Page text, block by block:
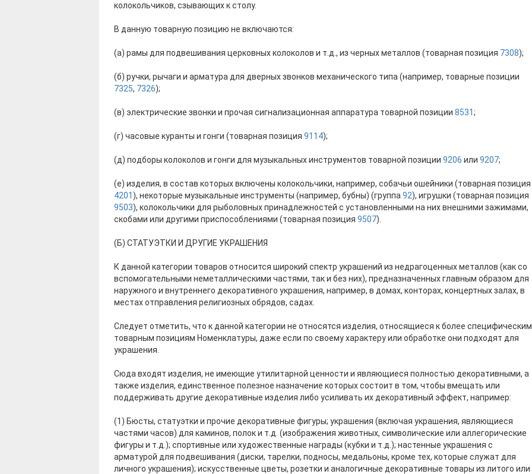
колокольчиков, сзывающих к столу.
В данную товарную позицию не включаются:
(а) рамы для подвешивания церковных колоколов и т.д., из черных металлов (товарная позиция 7308);
(б) ручки, рычаги и арматура для дверных звонков механического типа (например, товарные позиции
7325, 7326);
(в) электрические звонки и прочая сигнализационная аппаратура товарной позиции 8531;
(г) часовые куранты и гонги (товарная позиция 9114);
(д) подборы колоколов и гонги для музыкальных инструментов товарной позиции 9206 или 9207;
(е) изделия, в состав которых включены колокольчики, например, собачьи ошейники (товарная позиция
4201), некоторые музыкальные инструменты (например, бубны) (группа 92), игрушки (товарная позиция
9503), колокольчики для рыболовных принадлежностей с установленными на них внешними зажимами,
скобами или другими приспособлениями (товарная позиция 9507).
(Б) СТАТУЭТКИ И ДРУГИЕ УКРАШЕНИЯ
К данной категории товаров относится широкий спектр украшений из недрагоценных металлов (как со
вспомогательными неметаллическими частями, так и без них), предназначенных главным образом для
наружного и внутреннего декоративного украшения, например, в домах, конторах, концертных залах, в
местах отправления религиозных обрядов, садах.
Следует отметить, что к данной категории не относятся изделия, относящиеся к более специфическим
товарным позициям Номенклатуры, даже если по своему характеру или обработке они подходят для
украшения.
Сюда входят изделия, не имеющие утилитарной ценности и являющиеся полностью декоративными, а
также изделия, единственное полезное назначение которых состоит в том, чтобы вмещать или
поддерживать другие декоративные изделия либо усиливать их декоративный эффект, например:
(1) Бюсты, статуэтки и прочие декоративные фигуры; украшения (включая украшения, являющиеся
частями часов) для каминов, полок и т.д. (изображения животных, символические или аллегорические
фигуры и т.д.); спортивные или художественные награды (кубки и т.д.); настенные украшения с
арматурой для подвешивания (диски, тарелки, подносы, медальоны, кроме тех, которые служат для
личного украшения); искусственные цветы, розетки и аналогичные декоративные товары из литого или